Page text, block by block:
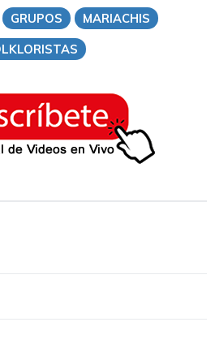
GRUPOS
MARIACHIS